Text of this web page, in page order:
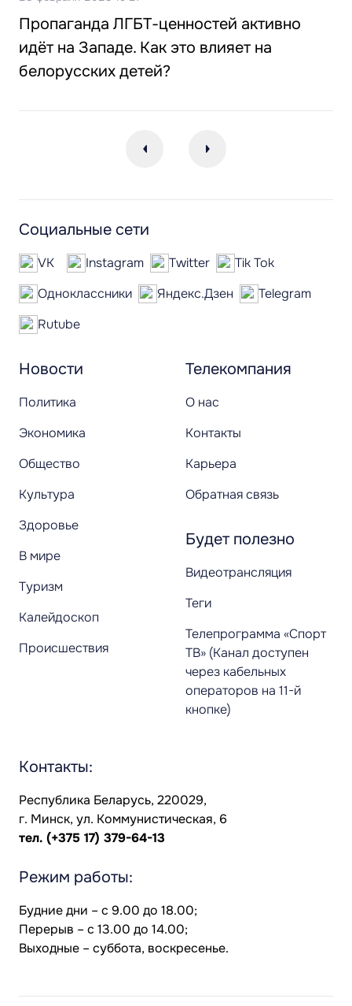
Пропаганда ЛГБТ-ценностей активно
идёт на Западе. Как это влияет на
белорусских детей?
Новости
Политика
Экономика
Общество
Культура
Здоровье
В мире
Туризм
Калейдоскоп
Происшествия
Телекомпания
О нас
Контакты
Карьера
Обратная связь
Будет полезно
Видеотрансляция
Теги
Телепрограмма «Спорт
ТВ» (Канал доступен
через кабельных
операторов на 11-й
кнопке)
Социальные сети
VK Instagram Twitter
Tik Tok
Одноклассники
Яндекс.Дзен
Telegram
Rutube
Контакты:
Республика Беларусь, 220029,
г. Минск, ул. Коммунистическая, 6
тел. (+375 17) 379-64-13
Режим работы:
Будние дни – с 9.00 до 18.00;
Перерыв – с 13.00 до 14.00;
Выходные – суббота, воскресенье.